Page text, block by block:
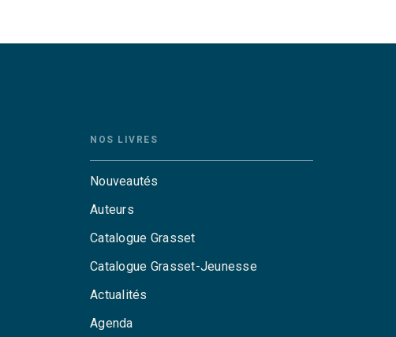
NOS LIVRES
Nouveautés
Auteurs
Catalogue Grasset
Catalogue Grasset-Jeunesse
Actualités
Agenda